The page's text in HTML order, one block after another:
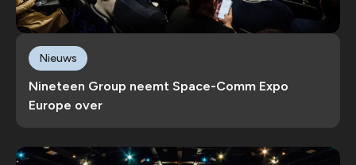
Nineteen Group neemt Space-Comm Expo
Europe over
Nieuws